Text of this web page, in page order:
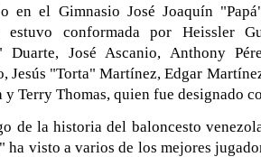
en el Gimnasio José Joaquín
estuvo conformada por Heissler
Duarte, José Ascanio, Anthony
Jesús "Torta" Martínez, Edgar
Terry Thomas, quien fue designado
de la historia del baloncesto
ha visto a varios de los mejores